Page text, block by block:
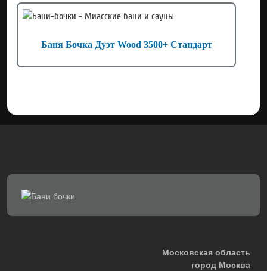
Баня Бочка Дуэт Wood 3500+ Стандарт
Московская область
город Москва